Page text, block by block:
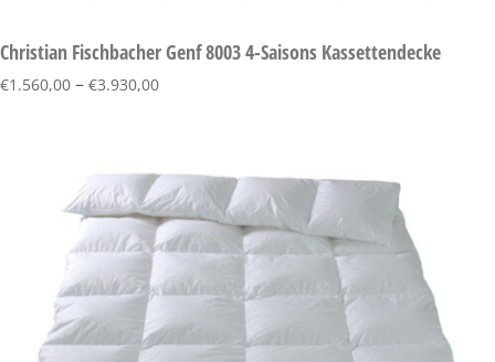
Christian Fischbacher Genf 8003 4-Saisons Kassettendecke
€1.560,00 – €3.930,00